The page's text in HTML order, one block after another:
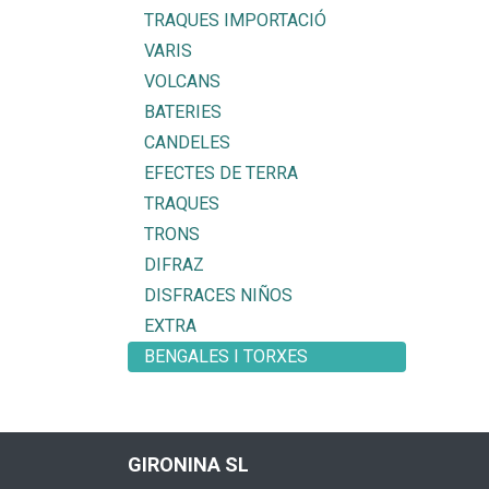
TRAQUES IMPORTACIÓ
VARIS
VOLCANS
BATERIES
CANDELES
EFECTES DE TERRA
TRAQUES
TRONS
DIFRAZ
DISFRACES NIÑOS
EXTRA
BENGALES I TORXES
GIRONINA SL